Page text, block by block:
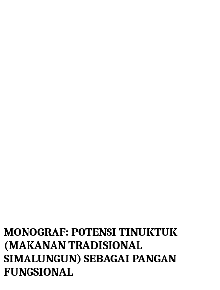
MONOGRAF: POTENSI TINUKTUK
(MAKANAN TRADISIONAL
SIMALUNGUN) SEBAGAI PANGAN
FUNGSIONAL